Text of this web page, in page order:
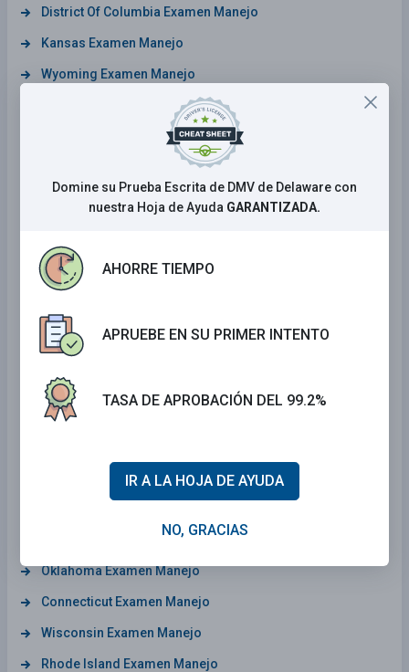
District Of Columbia Examen Manejo
Kansas Examen Manejo
Wyoming Examen Manejo
California Examen Manejo
Arkansas Examen Manejo
Nebraska Examen Manejo
Kentucky Examen Manejo
Arizona Examen Manejo
Delaware Examen Manejo
Mississippi Examen Manejo
Georgia Examen Manejo
Tennessee Examen Manejo
Maine Examen Manejo
New Mexico Examen Manejo
Oklahoma Examen Manejo
Connecticut Examen Manejo
Wisconsin Examen Manejo
Rhode Island Examen Manejo
Domine su Prueba Escrita de DMV de Delaware con
nuestra Hoja de Ayuda GARANTIZADA.
AHORRE TIEMPO
APRUEBE EN SU PRIMER INTENTO
TASA DE APROBACIÓN DEL 99.2%
IR A LA HOJA DE AYUDA
NO, GRACIAS